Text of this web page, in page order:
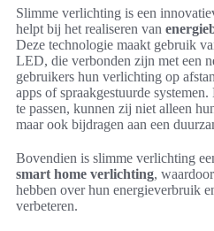
Slimme verlichting is een
helpt bij het realiseren van
Deze technologie maakt gebruik
LED, die verbonden zijn met een
gebruikers hun verlichting op
apps of spraakgestuurde
te passen, kunnen zij niet alleen
maar ook bijdragen aan een
Bovendien is slimme verlichting
smart home verlichting,
hebben over hun energieverbruik
verbeteren.